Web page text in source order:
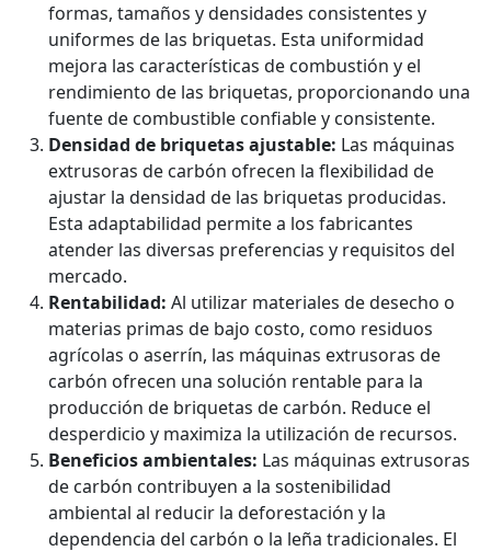
formas, tamaños y densidades consistentes y
uniformes de las briquetas. Esta uniformidad
mejora las características de combustión y el
rendimiento de las briquetas, proporcionando una
fuente de combustible confiable y consistente.
Densidad de briquetas ajustable: Las máquinas
extrusoras de carbón ofrecen la flexibilidad de
ajustar la densidad de las briquetas producidas.
Esta adaptabilidad permite a los fabricantes
atender las diversas preferencias y requisitos del
mercado.
Rentabilidad: Al utilizar materiales de desecho o
materias primas de bajo costo, como residuos
agrícolas o aserrín, las máquinas extrusoras de
carbón ofrecen una solución rentable para la
producción de briquetas de carbón. Reduce el
desperdicio y maximiza la utilización de recursos.
Beneficios ambientales: Las máquinas extrusoras
de carbón contribuyen a la sostenibilidad
ambiental al reducir la deforestación y la
dependencia del carbón o la leña tradicionales. El